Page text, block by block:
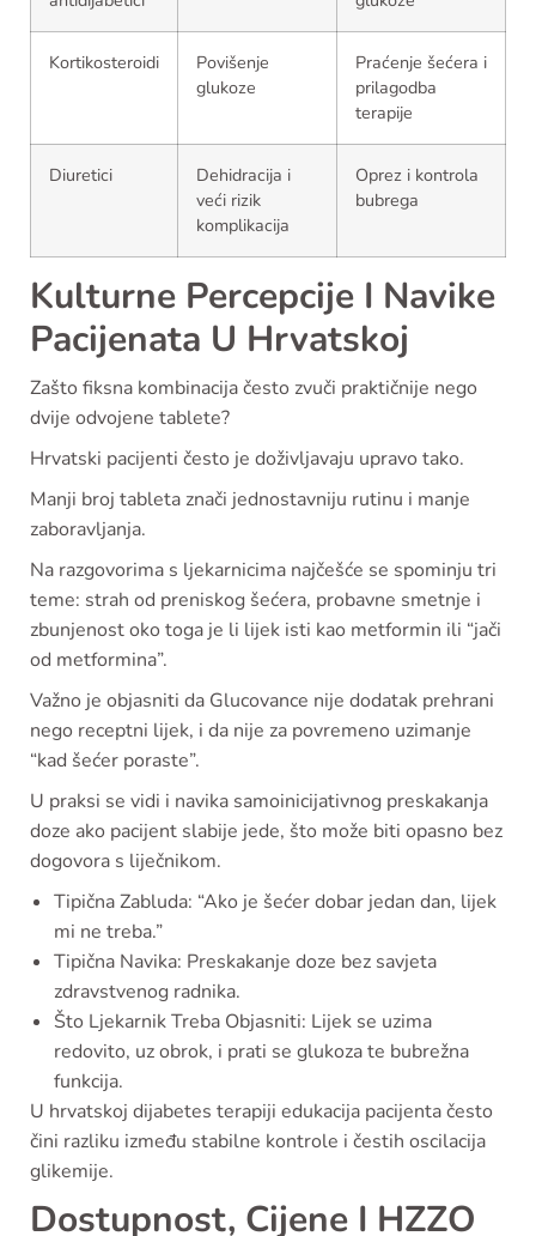
Kortikosteroidi
Povišenje
glukoze
Praćenje šećera i
prilagodba
terapije
Diuretici
Dehidracija i
veći rizik
komplikacija
Oprez i kontrola
bubrega
Kulturne Percepcije I Navike
Pacijenata U Hrvatskoj
Zašto fiksna kombinacija često zvuči praktičnije nego
dvije odvojene tablete?
Hrvatski pacijenti često je doživljavaju upravo tako.
Manji broj tableta znači jednostavniju rutinu i manje
zaboravljanja.
Na razgovorima s ljekarnicima najčešće se spominju tri
teme: strah od preniskog šećera, probavne smetnje i
zbunjenost oko toga je li lijek isti kao metformin ili “jači
od metformina”.
Važno je objasniti da Glucovance nije dodatak prehrani
nego receptni lijek, i da nije za povremeno uzimanje
“kad šećer poraste”.
U praksi se vidi i navika samoinicijativnog preskakanja
doze ako pacijent slabije jede, što može biti opasno bez
dogovora s liječnikom.
Tipična Zabluda: “Ako je šećer dobar jedan dan, lijek
mi ne treba.”
Tipična Navika: Preskakanje doze bez savjeta
zdravstvenog radnika.
Što Ljekarnik Treba Objasniti: Lijek se uzima
redovito, uz obrok, i prati se glukoza te bubrežna
funkcija.
U hrvatskoj dijabetes terapiji edukacija pacijenta često
čini razliku između stabilne kontrole i čestih oscilacija
glikemije.
Dostupnost, Cijene I HZZO